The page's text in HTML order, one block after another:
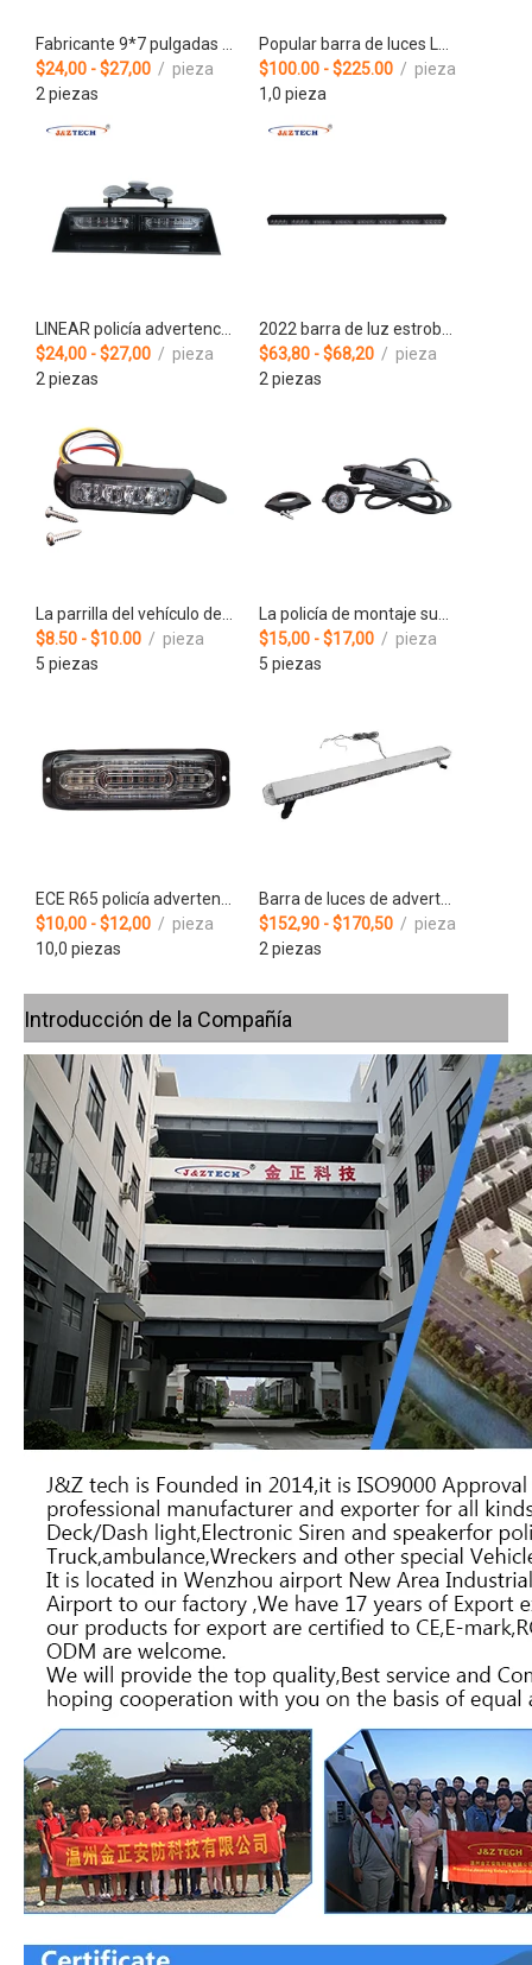
$24,00 - $27,00 / pieza
2 piezas
$100.00 - $225.00 / pieza
1,0 pieza
$24,00 - $27,00 / pieza
2 piezas
$63,80 - $68,20 / pieza
2 piezas
$8.50 - $10.00 / pieza
5 piezas
$15,00 - $17,00 / pieza
5 piezas
$10,00 - $12,00 / pieza
10,0 piezas
Barra de luces de advertencia de emergencia con flash led ámbar súper delgada de 47 pulgadas para la policía
$152,90 - $170,50 / pieza
2 piezas
Introducción de la Compañía